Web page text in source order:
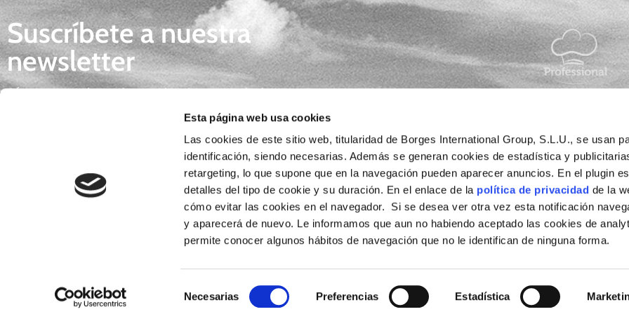
Esta página web usa cookies
Las cookies de este sitio web, titularidad de Borges International Group, S.L.U., se usan
identificación, siendo necesarias. Además se generan cookies de estadística y
retargeting, lo que supone que en la navegación pueden aparecer anuncios. En el plugin
detalles del tipo de cookie y su duración. En el enlace de la política de privacidad de la
cómo evitar las cookies en el navegador. Si se desea ver otra vez esta notificación
y aparecerá de nuevo. Le informamos que aun no habiendo aceptado las cookies de
permite conocer algunos hábitos de navegación que no le identifican de ninguna forma.
de
Necesarias Preferencias Estadística
Suscríbete a nuestra
newsletter
Síguenos y descubre todas las novedades
POLÍTICA DE PRIVACIDAD. Responsable del
Fichero BORGES S.A. Ejercicio de derechos en el e-mail lopd@borges-big.comy la
finalidad del tratamiento es gestionar tu consulta, la relación o el envío de newsletter.